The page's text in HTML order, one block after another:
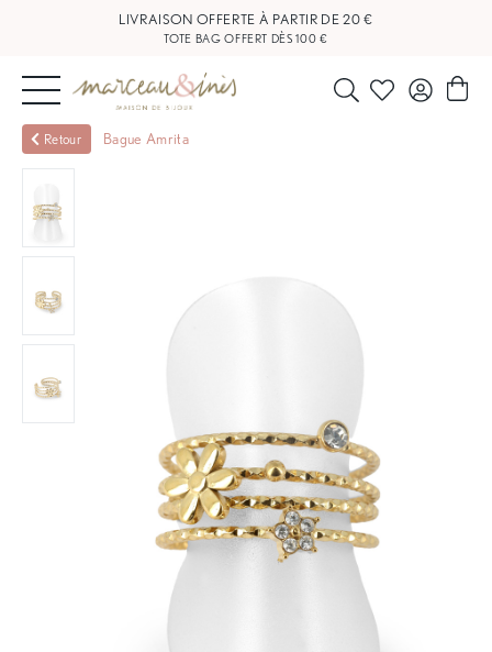
LIVRAISON OFFERTE À PARTIR DE 20 €
TOTE BAG OFFERT DÈS 100 €
NOUVEAUTÉS
OUTLET
NOS
Retour Bague Amrita